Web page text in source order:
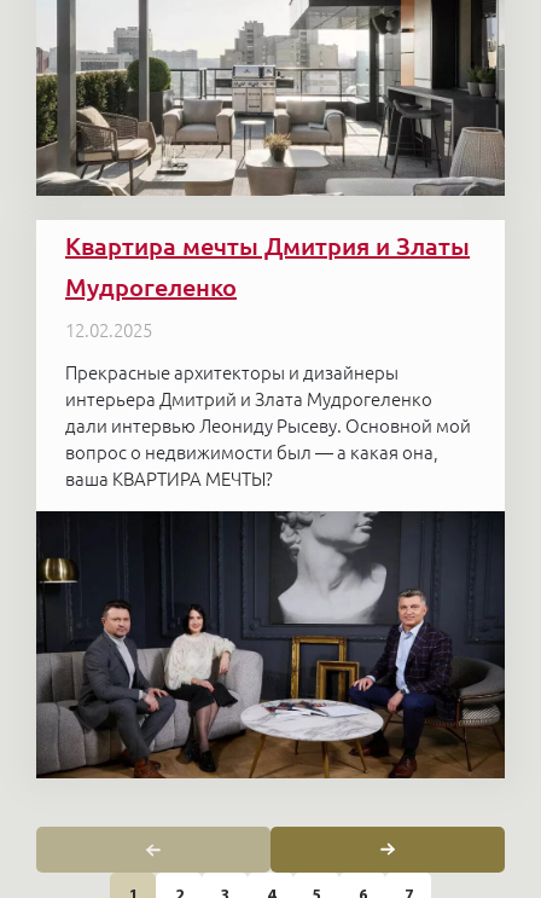
Квартира мечты Дмитрия и Златы
Мудрогеленко
12.02.2025
Прекрасные архитекторы и дизайнеры
интерьера Дмитрий и Злата Мудрогеленко
дали интервью Леониду Рысеву. Основной мой
вопрос о недвижимости был — а какая она,
ваша КВАРТИРА МЕЧТЫ?